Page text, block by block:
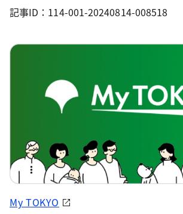
記事ID：114-001-20240814-008518
My TOKYO